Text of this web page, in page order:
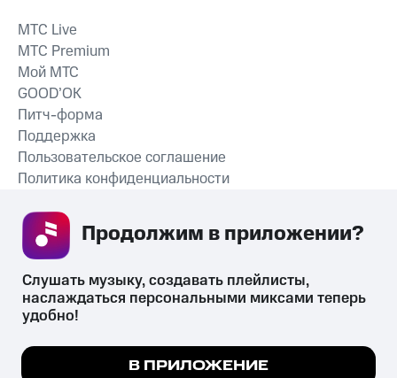
СКАЧАТЬ ПРИЛОЖЕНИЕ
MTС Live
MTС Premium
Мой МТС
GOOD’OK
Питч-форма
Поддержка
Пользовательское соглашение
Политика конфиденциальности
психотропных веществ, их аналогов причиняет вред здоровью,
их незаконный оборот запрещён и влечёт установленную
Мы используем куки, чтобы на сайте все
Слушать музыку, создавать плейлисты,
наслаждаться персональными миксами теперь
удобно!
В ПРИЛОЖЕНИЕ